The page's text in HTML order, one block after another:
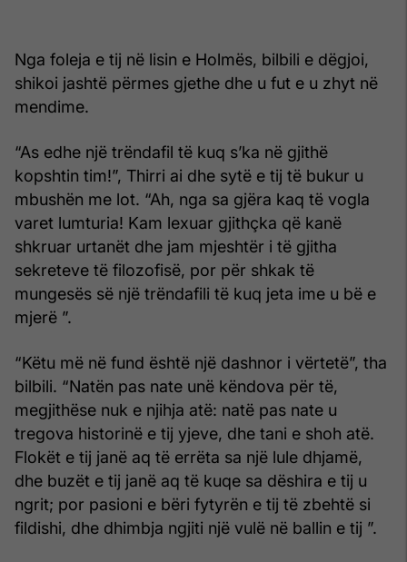
Nga foleja e tij në lisin e Holmës, bilbili e dëgjoi,
shikoi jashtë përmes gjethe dhe u fut e u zhyt në
mendime.
“As edhe një trëndafil të kuq s’ka në gjithë
kopshtin tim!”, Thirri ai dhe sytë e tij të bukur u
mbushën me lot. “Ah, nga sa gjëra kaq të vogla
varet lumturia! Kam lexuar gjithçka që kanë
shkruar urtanët dhe jam mjeshtër i të gjitha
sekreteve të filozofisë, por për shkak të
mungesës së një trëndafili të kuq jeta ime u bë e
mjerë ”.
“Këtu më në fund është një dashnor i vërtetë”, tha
bilbili. “Natën pas nate unë këndova për të,
megjithëse nuk e njihja atë: natë pas nate u
tregova historinë e tij yjeve, dhe tani e shoh atë.
Flokët e tij janë aq të errëta sa një lule dhjamë,
dhe buzët e tij janë aq të kuqe sa dëshira e tij u
ngrit; por pasioni e bëri fytyrën e tij të zbehtë si
fildishi, dhe dhimbja ngjiti një vulë në ballin e tij ”.